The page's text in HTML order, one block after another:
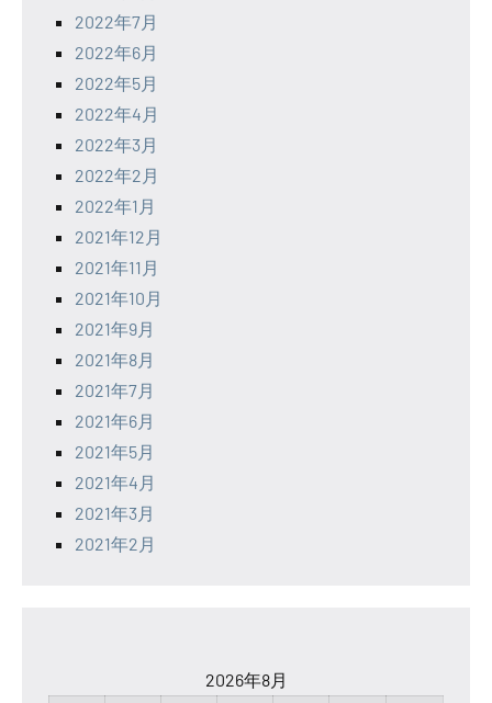
2022年7月
2022年6月
2022年5月
2022年4月
2022年3月
2022年2月
2022年1月
2021年12月
2021年11月
2021年10月
2021年9月
2021年8月
2021年7月
2021年6月
2021年5月
2021年4月
2021年3月
2021年2月
2026年8月